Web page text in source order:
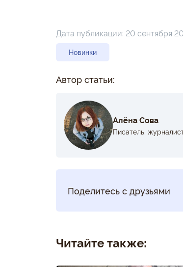
Дата публикации: 20 сентября
Новинки
Автор статьи:
Алёна Сова
Писатель,
Поделитесь с друзьями
Читайте также: